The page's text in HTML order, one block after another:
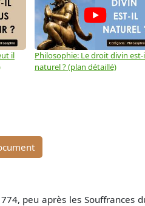
il
Philosophie: Le droit divin est-
naturel ? (plan détaillé)
peu après les Souffrances